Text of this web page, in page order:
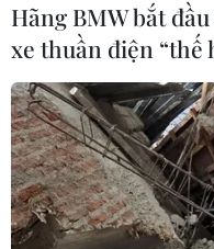
Hãng BMW bắt
xe thuần điện “thế